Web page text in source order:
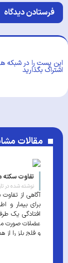
این پست را در شبکه
اشتراک بگذارید
مقالات
تفاوت سکته
نوشته شده در
آگاهی از
برای بیمار و
افتادگی یک
عضلات صورت
و فلج بلز را